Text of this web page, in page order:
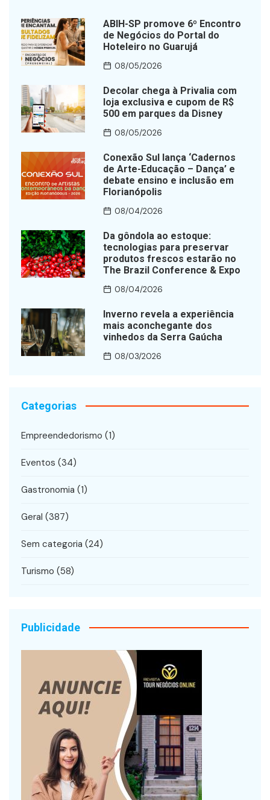
ABIH-SP promove 6º Encontro
de Negócios do Portal do
Hoteleiro no Guarujá
08/05/2026
Decolar chega à Privalia com
loja exclusiva e cupom de R$
500 em parques da Disney
08/05/2026
Conexão Sul lança ‘Cadernos
de Arte-Educação – Dança’ e
debate ensino e inclusão em
Florianópolis
08/04/2026
Da gôndola ao estoque:
tecnologias para preservar
produtos frescos estarão no
The Brazil Conference & Expo
08/04/2026
Inverno revela a experiência
mais aconchegante dos
vinhedos da Serra Gaúcha
08/03/2026
Categorias
Empreendedorismo (1)
Eventos (34)
Gastronomia (1)
Geral (387)
Sem categoria (24)
Turismo (58)
Publicidade